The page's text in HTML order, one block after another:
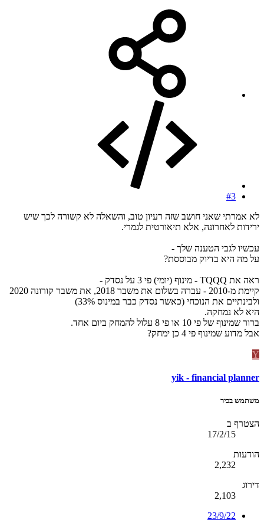
#3
לא אמרתי שאני חושב שזה רעיון טוב, והשאלה לא קשורה לכך שיש
ירידות לאחרונה, אלא תיאורטית לגמרי.
עכשיו לגבי הטענה שלך -
על מה היא בדיוק מבוססת?
ראה את TQQQ - מינוף (יומי) פי 3 על נסדק -
קיימת מ-2010 - עברה בשלום את משבר 2018, את משבר קורונה 2020
ולבינתיים את הנוכחי (כאשר נסדק כבר במינוס 33%)
היא לא נמחקה.
ברור שמינוף של פי 10 או פי 8 עלול להמחק ביום אחד.
אבל מדוע שמינוף פי 4 כן ימחק?
Y
yik - financial planner
משתמש בכיר
הצטרף ב
17/2/15
הודעות
2,232
דירוג
2,103
23/9/22